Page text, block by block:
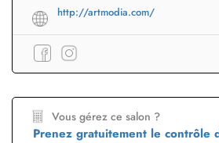
http://artmodia.com/
Vous gérez ce salon ?
Prenez gratuitement le contrôle